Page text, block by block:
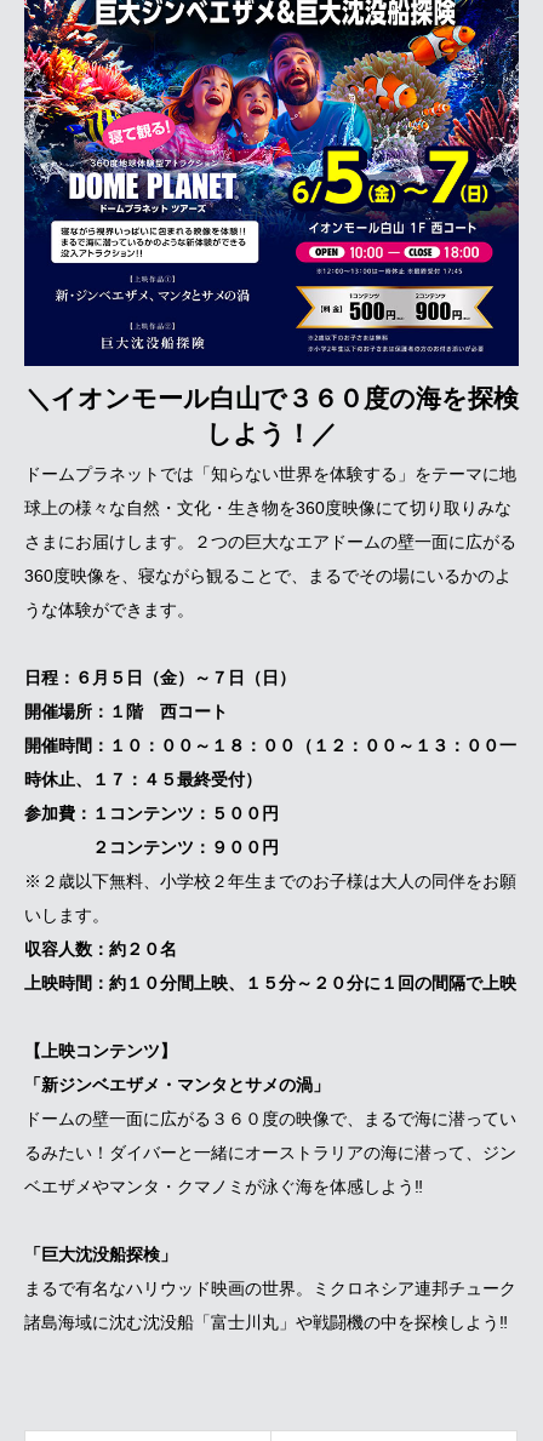
＼イオンモール白山で３６０度の海を探検
しよう！／
ドームプラネットでは「知らない世界を体験する」をテーマに地
球上の様々な自然・文化・生き物を360度映像にて切り取りみな
さまにお届けします。２つの巨大なエアドームの壁一面に広がる
360度映像を、寝ながら観ることで、まるでその場にいるかのよ
うな体験ができます。
日程：６月５日（金）～７日（日）
開催場所：１階 西コート
開催時間：１０：００～１８：００（１２：００～１３：００一
時休止、１７：４５最終受付）
参加費：１コンテンツ：５００円
２コンテンツ：９００円
※２歳以下無料、小学校２年生までのお子様は大人の同伴をお願
いします。
収容人数：約２０名
上映時間：約１０分間上映、１５分～２０分に１回の間隔で上映
【上映コンテンツ】
「新ジンベエザメ・マンタとサメの渦」
ドームの壁一面に広がる３６０度の映像で、まるで海に潜ってい
るみたい！ダイバーと一緒にオーストラリアの海に潜って、ジン
ベエザメやマンタ・クマノミが泳ぐ海を体感しよう‼
「巨大沈没船探検」
まるで有名なハリウッド映画の世界。ミクロネシア連邦チューク
諸島海域に沈む沈没船「富士川丸」や戦闘機の中を探検しよう‼